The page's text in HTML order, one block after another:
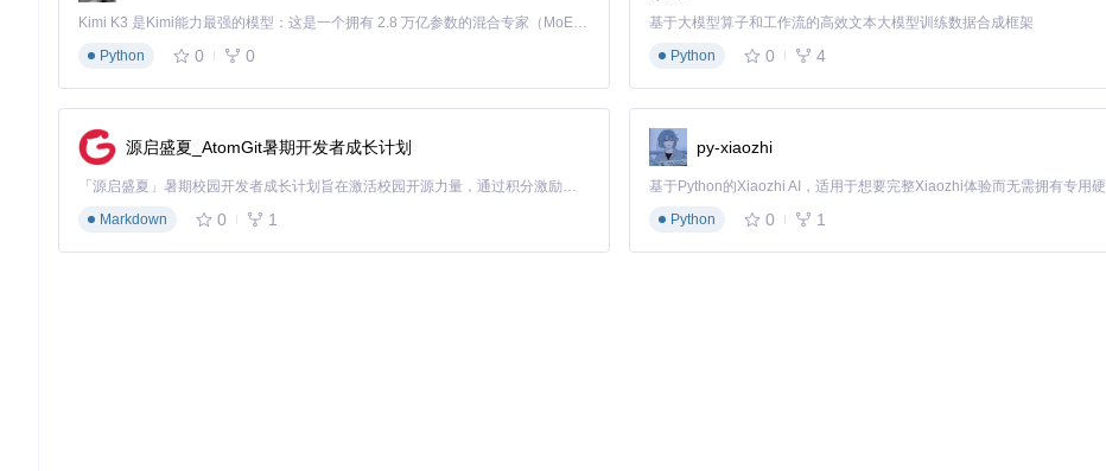
效果验证：系统清理的全面检查
基础验证步骤
进程检查
打开任务管理器（Ctrl+Shift+Esc），在"进程"选项卡中确认没有OneDrive.exe相关进程。
文件系统验证
Kimi K3 是Kimi能力最强的模型：这是一个拥有 2.8 万亿参数的混合专家（MoE）模型，具备原生视觉理解能力，并支持 100 万 token 的上下文窗口。
Python
0 0
基于大模型算子和工作流的高效文本大模型训练数据合成框架
Python
0 4
源启盛夏_AtomGit暑期开发者成长计划
「源启盛夏」暑期校园开发者成长计划旨在激活校园开源力量，通过积分激励、认证扶持、资源倾斜等形式，引导高校组织和开发者完成「入驻 — 建项目 — 做贡献 — 获认证 — 得资源」的完整闭环。无论你是想带领社团入驻平台的组织者，还是希望用代码贡献证明自己的开发者，都能在这里找到属于你的成长路径。
Markdown
0 1
py-xiaozhi
Python
0 1